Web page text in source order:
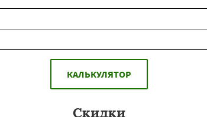
КАЛЬКУЛЯТОР
Скидки